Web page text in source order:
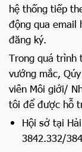
hệ thống tiếp
động qua email
đăng ký.
Trong quá trình
vướng mắc,
viên Môi giới/
tôi để được hỗ
Hội sở tại
3842.332/